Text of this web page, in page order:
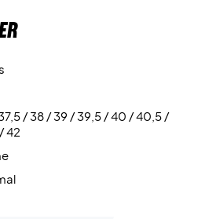
/ 38 / 39 / 39,5 / 40 / 40,5 /
42